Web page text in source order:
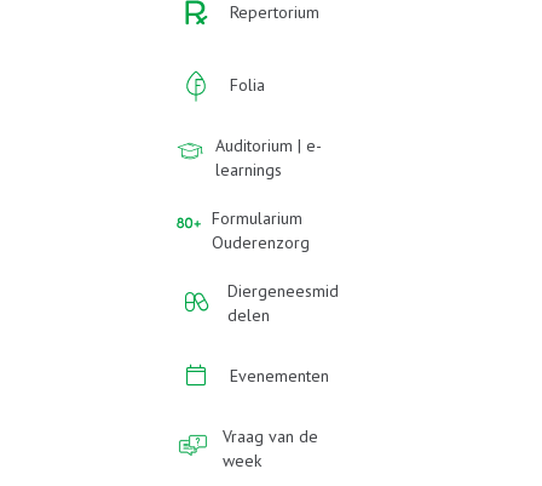
Repertorium
Folia
Auditorium | e-
learnings
Formularium
Ouderenzorg
Diergeneesmid
delen
Evenementen
Vraag van de
week